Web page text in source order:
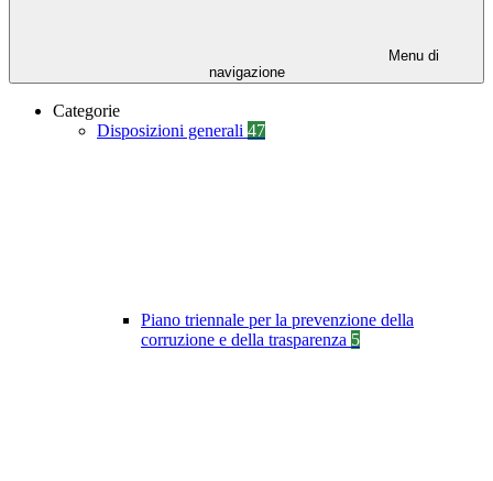
Menu di
navigazione
Categorie
Disposizioni generali 47
Piano triennale per la prevenzione della
corruzione e della trasparenza 5